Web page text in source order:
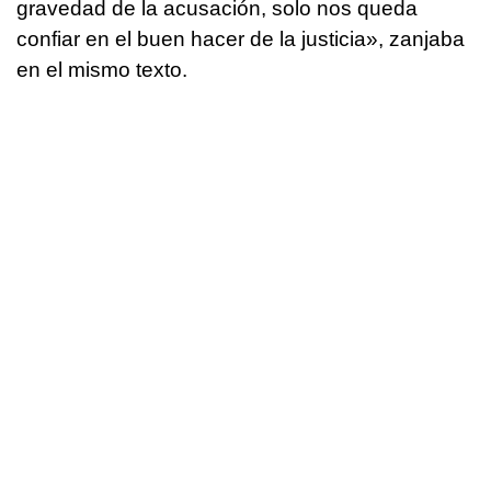
gravedad de la acusación, solo nos queda
confiar en el buen hacer de la justicia», zanjaba
en el mismo texto.